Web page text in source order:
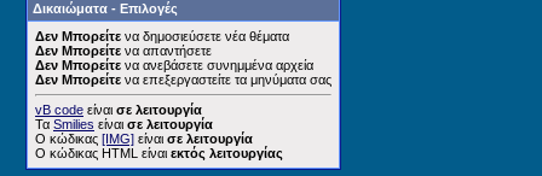
Δικαιώματα - Επιλογές
Δεν Μπορείτε να δημοσιεύσετε νέα θέματα
Δεν Μπορείτε να απαντήσετε
Δεν Μπορείτε να ανεβάσετε συνημμένα αρχεία
Δεν Μπορείτε να επεξεργαστείτε τα μηνύματα σας
vB code είναι σε λειτουργία
Τα Smilies είναι σε λειτουργία
Ο κώδικας [IMG] είναι σε λειτουργία
Ο κώδικας HTML είναι εκτός λειτουργίας